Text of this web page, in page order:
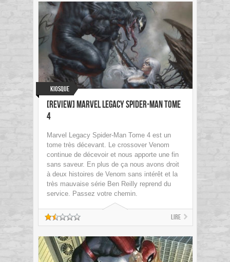
Kiosque
[Review] Marvel Legacy Spider-Man Tome
4
Marvel Legacy Spider-Man Tome 4 est un
tome très décevant. Le crossover Venom
continue de décevoir et nous apporte une fin
sans saveur. En plus de ça nous avons droit
à deux histoires de Venom sans intérêt et la
très mauvaise série Ben Reilly reprend du
service. Passez votre chemin.
Lire